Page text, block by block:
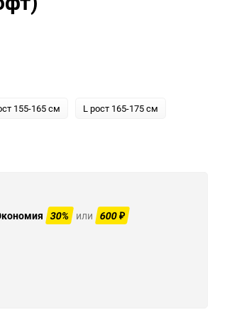
155-165 см L рост 165-175 см
30% или 600₽